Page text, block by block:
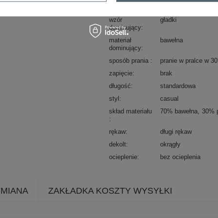
wzór
dominujący
gładki
materiał
dominujący
bawełna
sposób prania
pranie w pralce w
zapięcie
brak
długość
standardowa
styl
casual
skład materiału
70% bawełna 30%
rękaw
długi rękaw
dekolt
okrągły
ocieplenie
bez ocieplenia
ZAKŁADKA KOSZTY WYSYŁKI